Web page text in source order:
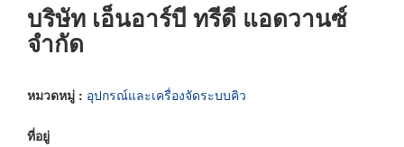
บริษัท เอ็นอาร์บี ทรีดี แอดวานซ์
จำกัด
หมวดหมู่ : อุปกรณ์และเครื่องจัดระบบคิว
ที่อยู่